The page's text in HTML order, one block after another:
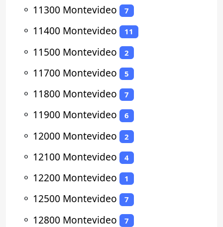
⚬ 11300 Montevideo 7
⚬ 11400 Montevideo 11
⚬ 11500 Montevideo 2
⚬ 11700 Montevideo 5
⚬ 11800 Montevideo 7
⚬ 11900 Montevideo 6
⚬ 12000 Montevideo 2
⚬ 12100 Montevideo 4
⚬ 12200 Montevideo 1
⚬ 12500 Montevideo 7
⚬ 12800 Montevideo 7